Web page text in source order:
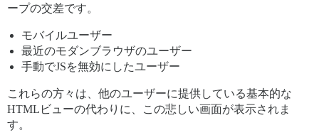
ープの交差です。
モバイルユーザー
最近のモダンブラウザのユーザー
手動でJSを無効にしたユーザー
これらの方々は、他のユーザーに提供している基本的な
HTMLビューの代わりに、この悲しい画面が表示されま
す。